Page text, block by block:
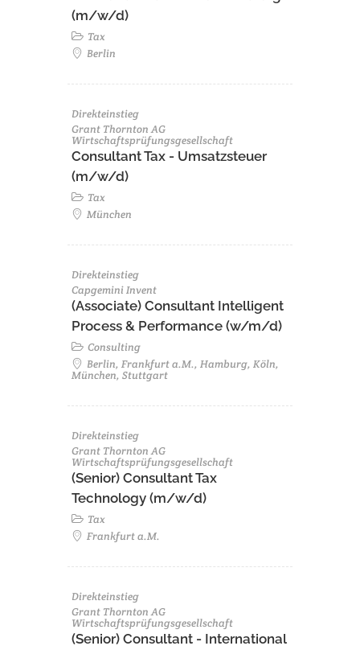
(m/w/d)
Tax
Berlin
Direkteinstieg
Grant Thornton AG
Wirtschaftsprüfungsgesellschaft
Consultant Tax - Umsatzsteuer
(m/w/d)
Tax
München
Direkteinstieg
Capgemini Invent
(Associate) Consultant Intelligent
Process & Performance (w/m/d)
Consulting
Berlin, Frankfurt a.M., Hamburg, Köln,
München, Stuttgart
Direkteinstieg
Grant Thornton AG
Wirtschaftsprüfungsgesellschaft
(Senior) Consultant Tax
Technology (m/w/d)
Tax
Frankfurt a.M.
Direkteinstieg
Grant Thornton AG
Wirtschaftsprüfungsgesellschaft
(Senior) Consultant - International